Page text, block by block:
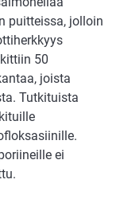
puitteissa, jolloin
50
joista
Tutkituista
ei